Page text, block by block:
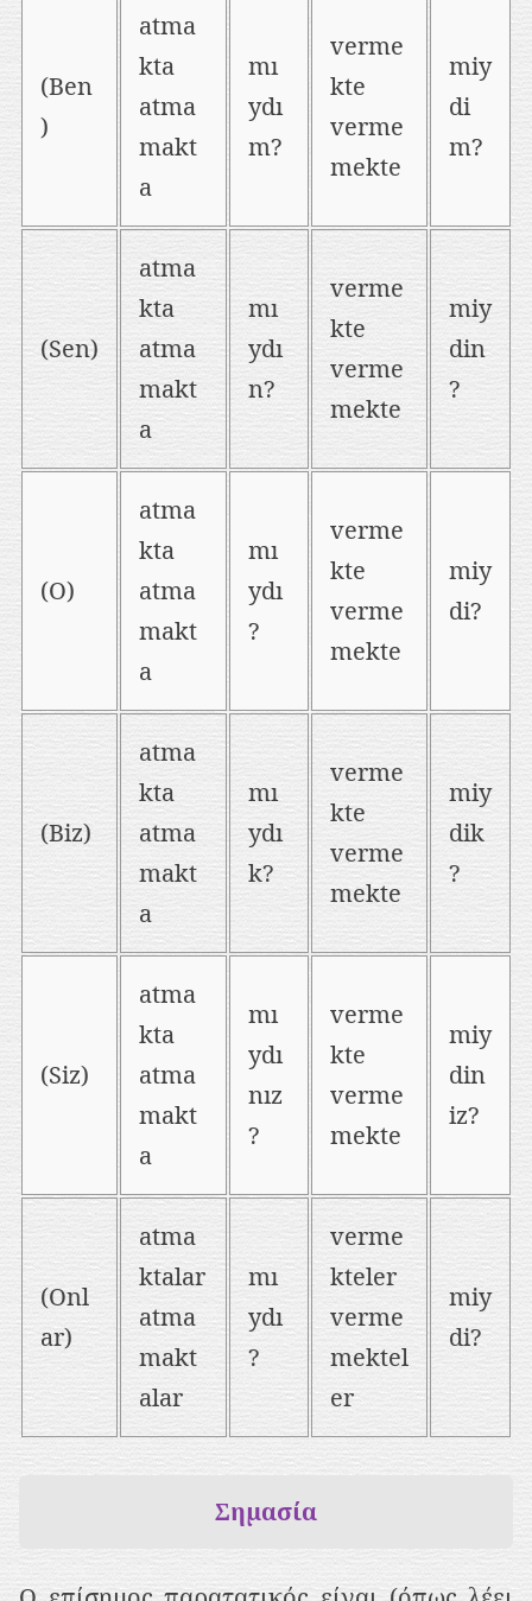
(Ben
)
atma
kta
atma
makt
a
mı
ydı
m?
verme
kte
verme
mekte
miy
di
m?
(Sen)
atma
kta
atma
makt
a
mı
ydı
n?
verme
kte
verme
mekte
miy
din
?
(O)
atma
kta
atma
makt
a
mı
ydı
?
verme
kte
verme
mekte
miy
di?
(Biz)
atma
kta
atma
makt
a
mı
ydı
k?
verme
kte
verme
mekte
miy
dik
?
(Siz)
atma
kta
atma
makt
a
mı
ydı
nız
?
verme
kte
verme
mekte
miy
din
iz?
(Onl
ar)
atma
ktalar
atma
makt
alar
mı
ydı
?
verme
kteler
verme
mektel
er
miy
di?
Σημασία